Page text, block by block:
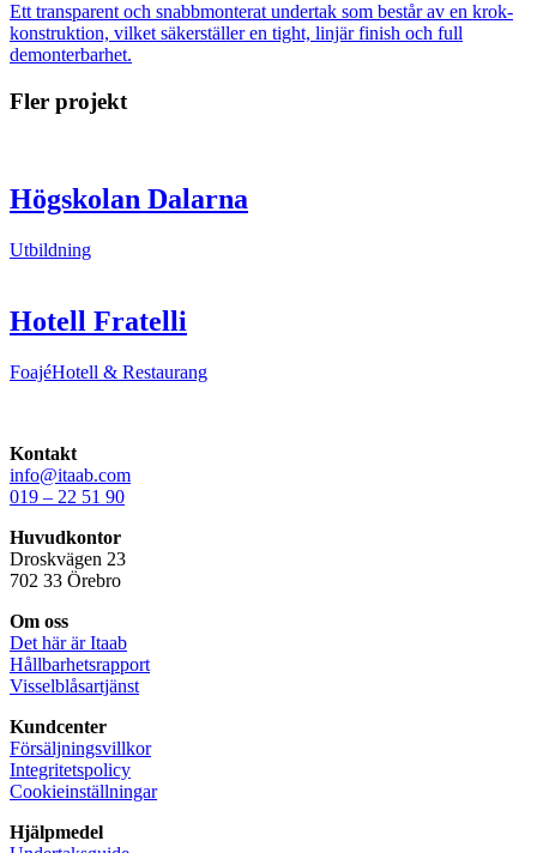
Ett transparent och snabbmonterat undertak som består av en krok-
konstruktion, vilket säkerställer en tight, linjär finish och full
demonterbarhet.
Fler projekt
Högskolan Dalarna
Utbildning
Hotell Fratelli
FoajéHotell & Restaurang
Kontakt
info@itaab.com
019 – 22 51 90
Huvudkontor
Droskvägen 23
702 33 Örebro
Om oss
Det här är Itaab
Hållbarhetsrapport
Visselblåsartjänst
Kundcenter
Försäljningsvillkor
Integritetspolicy
Cookieinställningar
Hjälpmedel